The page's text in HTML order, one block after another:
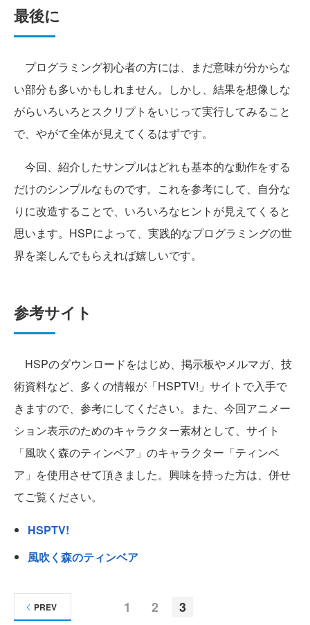
最後に
プログラミング初心者の方には、まだ意味が分からな
い部分も多いかもしれません。しかし、結果を想像しな
がらいろいろとスクリプトをいじって実行してみること
で、やがて全体が見えてくるはずです。
今回、紹介したサンプルはどれも基本的な動作をする
だけのシンプルなものです。これを参考にして、自分な
りに改造することで、いろいろなヒントが見えてくると
思います。HSPによって、実践的なプログラミングの世
界を楽しんでもらえれば嬉しいです。
参考サイト
HSPのダウンロードをはじめ、掲示板やメルマガ、技
術資料など、多くの情報が「HSPTV!」サイトで入手で
きますので、参考にしてください。また、今回アニメー
ション表示のためのキャラクター素材として、サイト
「風吹く森のティンベア」のキャラクター「ティンベ
ア」を使用させて頂きました。興味を持った方は、併せ
てご覧ください。
HSPTV!
風吹く森のティンベア
1 2 3
PREV